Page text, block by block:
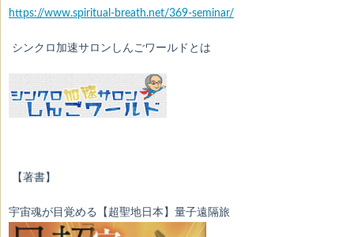
https://www.spiritual-breath.net/369-seminar/
シンクロ加速サロンしんごワールドとは
【著書】
宇宙魂が目覚める【超聖地日本】量子遠隔旅